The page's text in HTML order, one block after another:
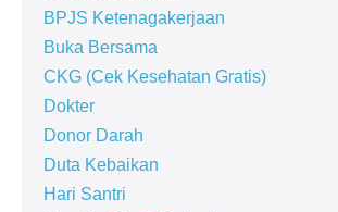
BPJS Ketenagakerjaan
Buka Bersama
CKG (Cek Kesehatan Gratis)
Dokter
Donor Darah
Duta Kebaikan
Hari Santri